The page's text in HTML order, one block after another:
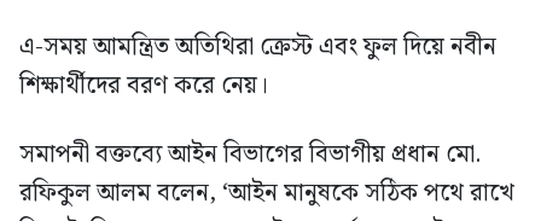
এ-সময় আমন্ত্রিত অতিথিরা ক্রেস্ট এবং ফুল দিয়ে নবীন
শিক্ষার্থীদের বরণ করে নেয়।
সমাপনী বক্তব্যে আইন বিভাগের বিভাগীয় প্রধান মো.
রফিকুল আলম বলেন, ‘আইন মানুষকে সঠিক পথে রাখে